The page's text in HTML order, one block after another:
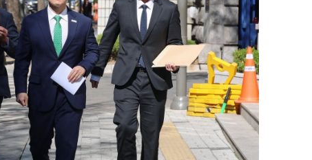
동해중부 전 해상 풍랑주
연일 폭염에 온열질환 사
中 전방위 아파트 부양, 수
인제 용대리 계곡서 수위
동해시, 11~14일 '별똥
강원 중·남부 동해안 시